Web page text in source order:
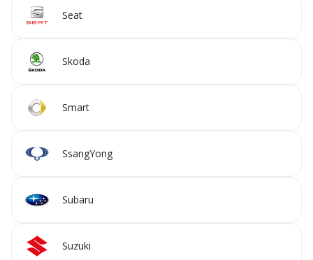
Seat
Skoda
Smart
SsangYong
Subaru
Suzuki